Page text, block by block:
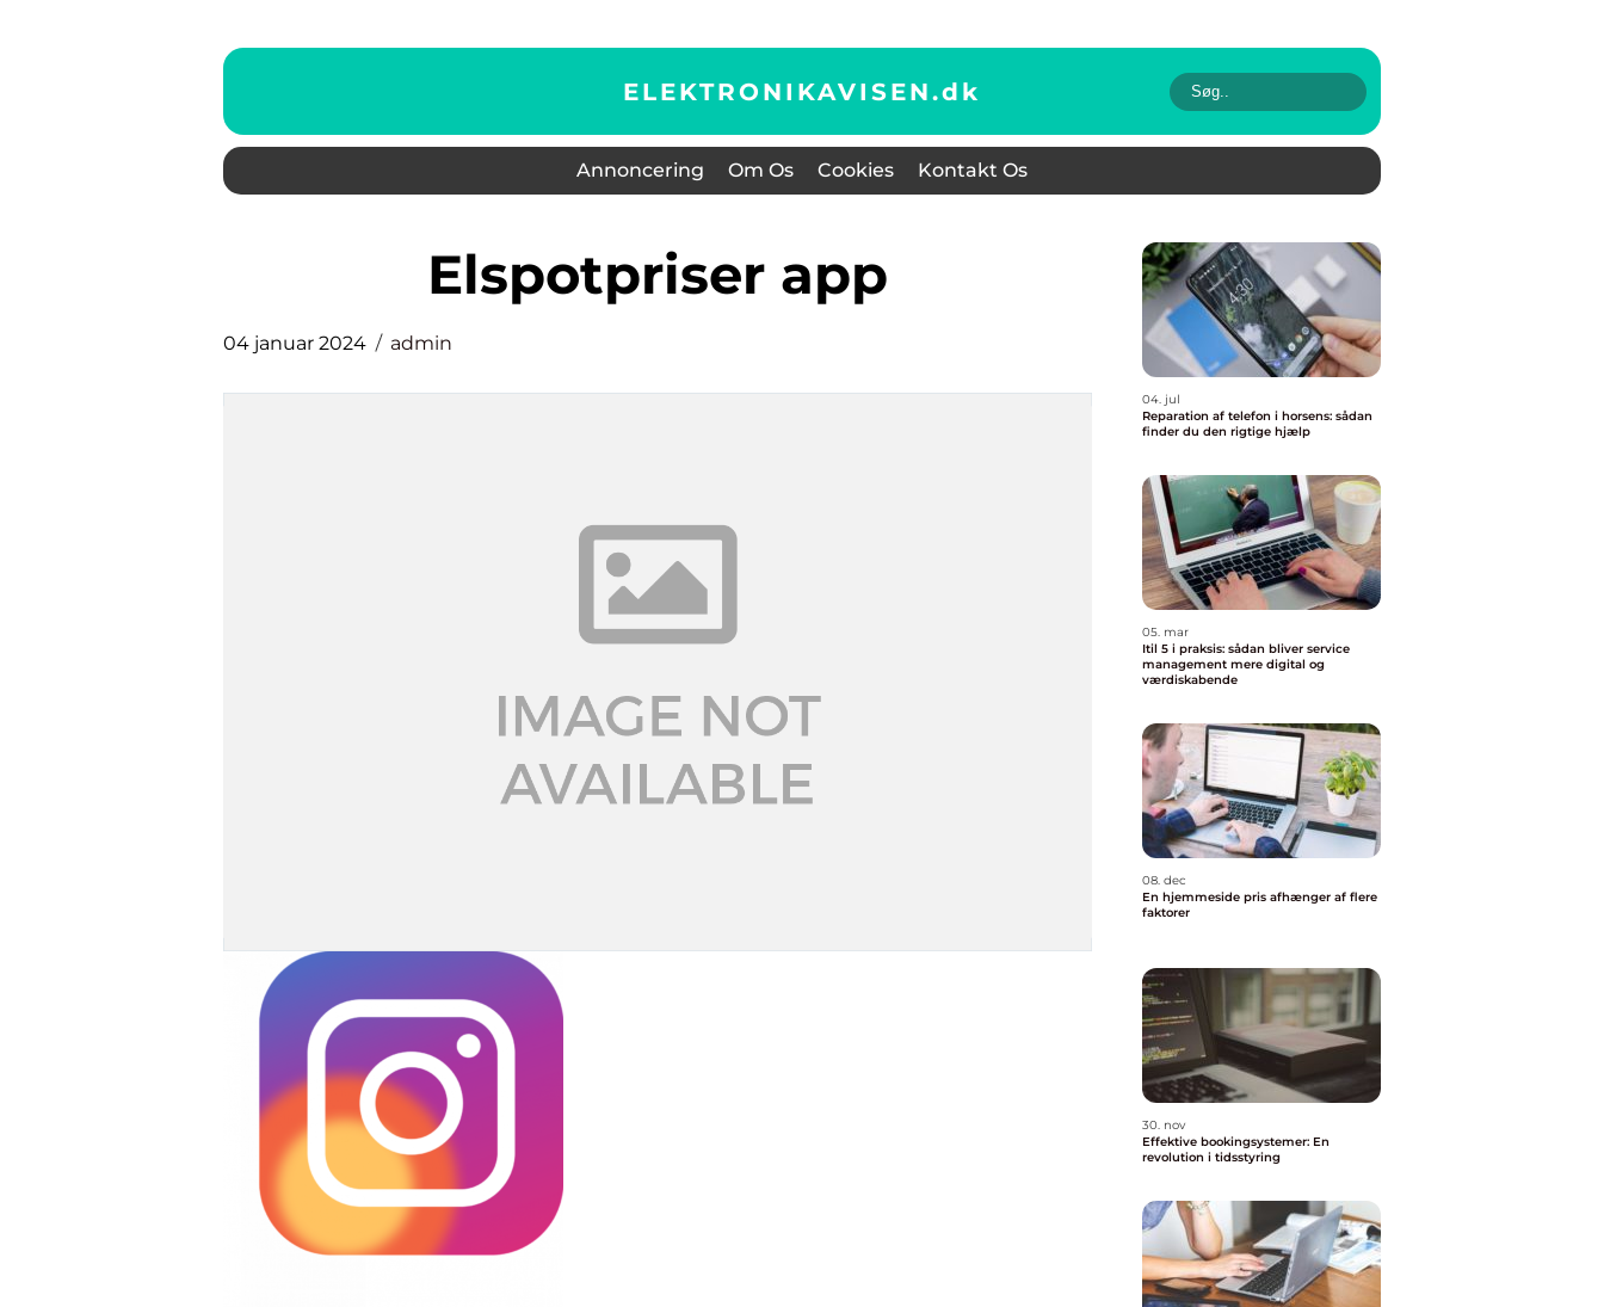
ELEKTRONIKAVISEN.dk
Annoncering Om Os Cookies Kontakt Os
elspotpriser app
04 januar 2024 admin
04. jul
Reparation af telefon i horsens: sådan
finder du den rigtige hjælp
05. mar
Itil 5 i praksis: sådan bliver service
management mere digital og
værdiskabende
08. dec
En hjemmeside pris afhænger af flere
faktorer
30. nov
Effektive bookingsystemer: En
revolution i tidsstyring